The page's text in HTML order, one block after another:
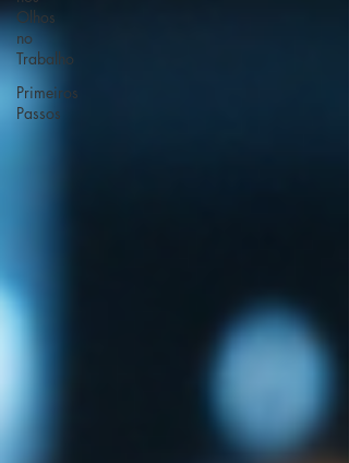
Olhos
no
Trabalho
Primeiros
Passos